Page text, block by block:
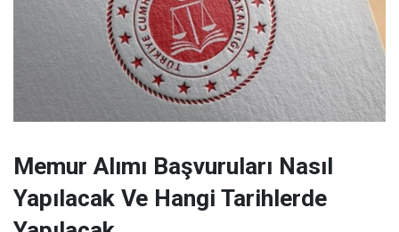
Memur Alımı Başvuruları Nasıl
Yapılacak Ve Hangi Tarihlerde